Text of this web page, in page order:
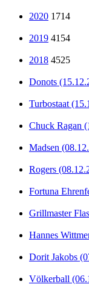
2020 1714
2019 4154
2018 4525
Donots
Turbostaat
Chuck Ragan
Madsen
Rogers
Fortuna
Grillmaster
Hannes
Dorit Jakobs
Völkerball